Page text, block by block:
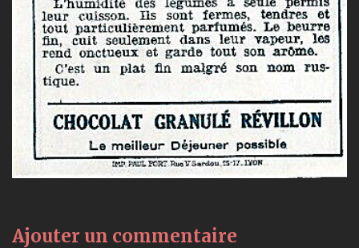
Ajouter un commentaire